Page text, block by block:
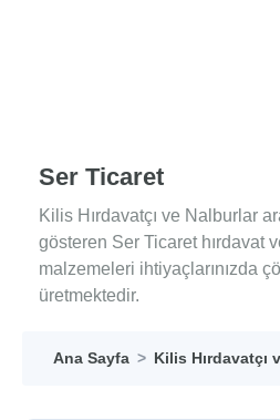
Ser Ticaret
Kilis Hırdavatçı ve Nalburlar
gösteren Ser Ticaret hırdavat
malzemeleri ihtiyaçlarınızda
üretmektedir.
Ana Sayfa Kilis Hırdavatçı